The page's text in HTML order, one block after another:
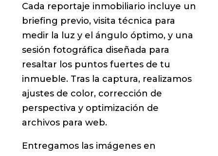
Cada reportaje inmobiliario incluye un
briefing previo, visita técnica para
medir la luz y el ángulo óptimo, y una
sesión fotográfica diseñada para
resaltar los puntos fuertes de tu
inmueble. Tras la captura, realizamos
ajustes de color, corrección de
perspectiva y optimización de
archivos para web.
Entregamos las imágenes en